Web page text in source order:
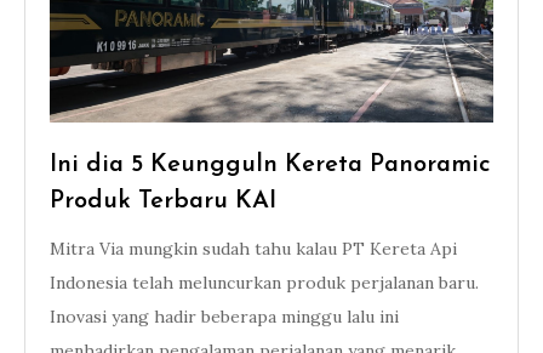
Ini dia 5 Keungguln Kereta Panoramic
Produk Terbaru KAI
Mitra Via mungkin sudah tahu kalau PT Kereta Api
Indonesia telah meluncurkan produk perjalanan baru.
Inovasi yang hadir beberapa minggu lalu ini